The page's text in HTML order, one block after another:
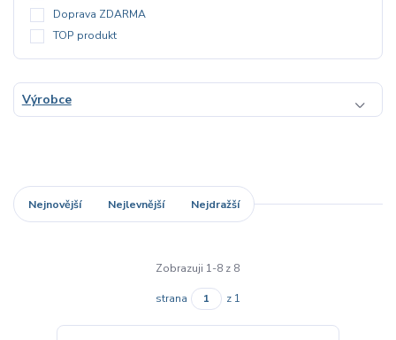
Doprava ZDARMA
TOP produkt
Výrobce
Nejnovější Nejlevnější Nejdražší
Zobrazuji 1-8 z 8
strana z 1